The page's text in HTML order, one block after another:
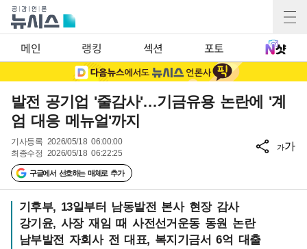
메인 랭킹 섹션 포토
발전 공기업 '줄감사'…기금유용 논란에 '계
엄 대응 메뉴얼'까지
기사등록 2026/05/18 06:00:00
최종수정 2026/05/18 06:22:25
구글에서 선호하는 매체로 추가
가가
기후부, 13일부터 남동발전 본사 현장 감사
강기윤, 사장 재임 때 사전선거운동 동원 논란
남부발전 자회사 전 대표, 복지기금서 6억 대출